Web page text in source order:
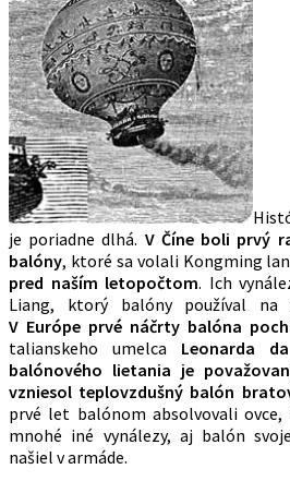
je poriadne dlhá. V Číne boli prvý
balóny, ktoré sa volali Kongming
pred naším letopočtom. Ich
Liang, ktorý balóny používal na
V Európe prvé náčrty balóna
talianskeho umelca Leonarda
balónového lietania je
vzniesol teplovzdušný balón
prvé let balónom absolvovali ovce,
mnohé iné vynálezy, aj balón
našiel v armáde.